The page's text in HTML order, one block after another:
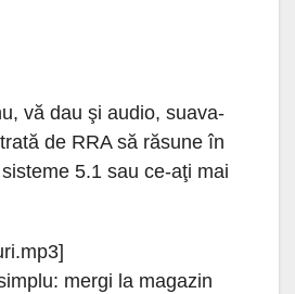
vă dau şi audio, suava-
de RRA să răsune în
5.1 sau ce-aţi mai
mergi la magazin